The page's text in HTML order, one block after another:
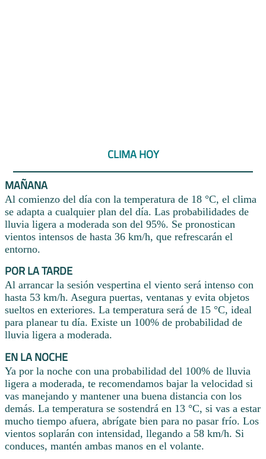
CLIMA HOY
MAÑANA
Al comienzo del día con la temperatura de 18 °C, el clima
se adapta a cualquier plan del día. Las probabilidades de
lluvia ligera a moderada son del 95%. Se pronostican
vientos intensos de hasta 36 km/h, que refrescarán el
entorno.
POR LA TARDE
Al arrancar la sesión vespertina el viento será intenso con
hasta 53 km/h. Asegura puertas, ventanas y evita objetos
sueltos en exteriores. La temperatura será de 15 °C, ideal
para planear tu día. Existe un 100% de probabilidad de
lluvia ligera a moderada.
EN LA NOCHE
Ya por la noche con una probabilidad del 100% de lluvia
ligera a moderada, te recomendamos bajar la velocidad si
vas manejando y mantener una buena distancia con los
demás. La temperatura se sostendrá en 13 °C, si vas a estar
mucho tiempo afuera, abrígate bien para no pasar frío. Los
vientos soplarán con intensidad, llegando a 58 km/h. Si
conduces, mantén ambas manos en el volante.